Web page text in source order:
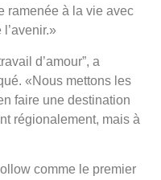
ramenée à la vie avec
d’amour”, a
«Nous mettons les
faire une destination
régionalement, mais à
comme le premier